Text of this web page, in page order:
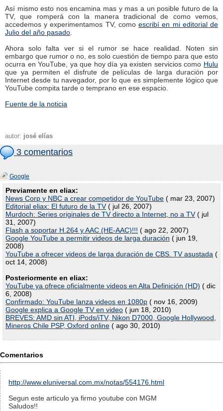
Así mismo esto nos encamina mas y mas a un posible futuro de la
TV, que romperá con la manera tradicional de como vemos,
accedemos y experimentamos TV, comoescribí en mi editorial de
Julio del año pasado
Ahora solo falta ver si el rumor se hace realidad. Noten sin
embargo que rumor o no, es solo cuestión de tiempo para que esto
ocurra en YouTube, ya que hoy día ya existen servicios como Hulu
que ya permiten el disfrute de películas de larga duración por
Internet desde tu navegador, por lo que es simplemente lógico que
YouTube compita tarde o temprano en ese espacio.
Fuente de la noticia
autor: josé elías
3 comentarios
Google
Previamente en eliax:
News Corp y NBC a crear competidor de YouTube ( mar 23, 2007)
Editorial eliax: El futuro de la TV( jul 26, 2007)
Murdoch: Series originales de TV directo a Internet, no a TV( jul
31, 2007)
Flash a soportar H.264 y AAC (HE-AAC)!!! ( ago 22, 2007)
Google YouTube a permitir videos de larga duración ( jun 19,
2008)
YouTube a ofrecer videos de larga duración de CBS. TV asustada (
oct 14, 2008)
Posteriormente en eliax:
YouTube ya ofrece oficialmente videos en Alta Definición (HD) ( dic
6, 2008)
Confirmado: YouTube lanza videos en 1080p ( nov 16, 2009)
Google explica a Google TV en video ( jun 18, 2010)
BREVES: AMD sin ATI, iPods/iTV, Nikon D7000, Google Hollywood,
Mineros Chile PSP, Oxford online ( ago 30, 2010)
Comentarios
http://www.eluniversal.com.mx/notas/554176.html
Segun este articulo ya firmo youtube con MGM
Saludos!!